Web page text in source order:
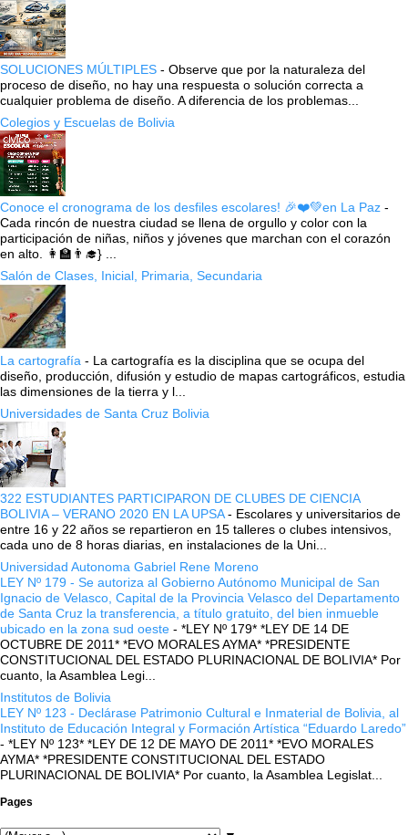
SOLUCIONES MÚLTIPLES - Observe que por la naturaleza del
proceso de diseño, no hay una respuesta o solución correcta a
cualquier problema de diseño. A diferencia de los problemas...
Colegios y Escuelas de Bolivia
Conoce el cronograma de los desfiles escolares! 🎉❤️💚en La Paz -
Cada rincón de nuestra ciudad se llena de orgullo y color con la
participación de niñas, niños y jóvenes que marchan con el corazón
en alto. 👩‍🏫👨‍🎓} ...
Salón de Clases, Inicial, Primaria, Secundaria
La cartografía - La cartografía es la disciplina que se ocupa del
diseño, producción, difusión y estudio de mapas cartográficos, estudia
las dimensiones de la tierra y l...
Universidades de Santa Cruz Bolivia
322 ESTUDIANTES PARTICIPARON DE CLUBES DE CIENCIA
BOLIVIA – VERANO 2020 EN LA UPSA- Escolares y universitarios de
entre 16 y 22 años se repartieron en 15 talleres o clubes intensivos,
cada uno de 8 horas diarias, en instalaciones de la Uni...
Universidad Autonoma Gabriel Rene Moreno
LEY Nº 179 - Se autoriza al Gobierno Autónomo Municipal de San
Ignacio de Velasco, Capital de la Provincia Velasco del Departamento
de Santa Cruz la transferencia, a título gratuito, del bien inmueble
ubicado en la zona sud oeste - *LEY Nº 179* *LEY DE 14 DE
OCTUBRE DE 2011* *EVO MORALES AYMA* *PRESIDENTE
CONSTITUCIONAL DEL ESTADO PLURINACIONAL DE BOLIVIA* Por
cuanto, la Asamblea Legi...
Institutos de Bolivia
LEY Nº 123 - Declárase Patrimonio Cultural e Inmaterial de Bolivia, al
Instituto de Educación Integral y Formación Artística “Eduardo Laredo”
- *LEY Nº 123* *LEY DE 12 DE MAYO DE 2011* *EVO MORALES
AYMA* *PRESIDENTE CONSTITUCIONAL DEL ESTADO
PLURINACIONAL DE BOLIVIA* Por cuanto, la Asamblea Legislat...
Pages